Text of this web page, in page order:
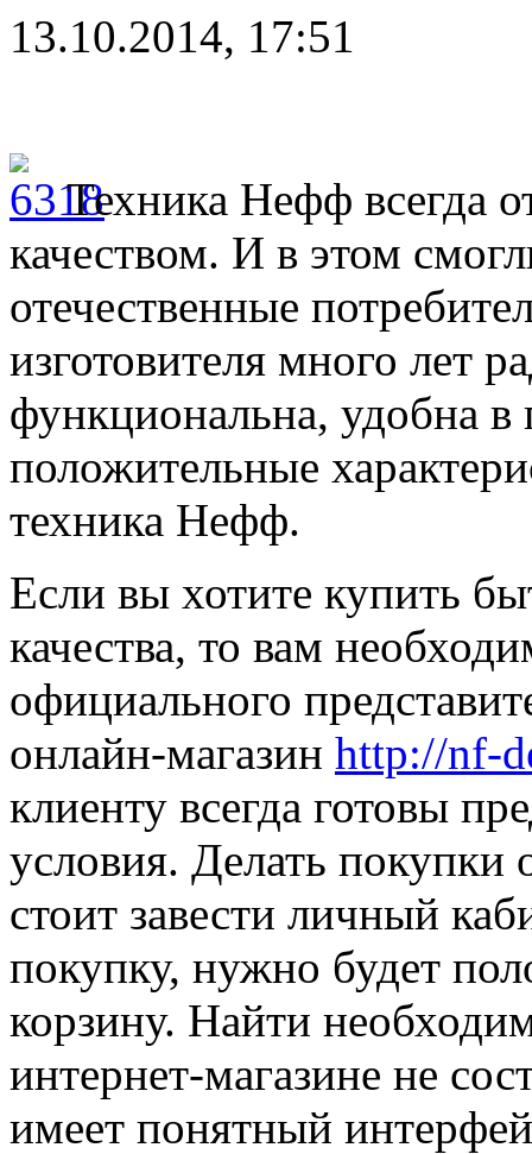
13.10.2014, 17:51
Техника Нефф всегда
качеством. И в этом
отечественные
изготовителя много лет
функциональна, удобна
положительные
техника Нефф.
Если вы хотите купить
качества, то вам
официального
онлайн-магазин http://nf-
клиенту всегда готовы
условия. Делать покупки
стоит завести личный
покупку, нужно будет
корзину. Найти
интернет-магазине не
имеет понятный